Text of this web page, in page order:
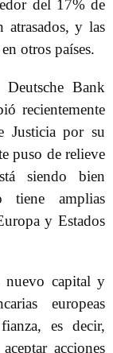
del 17% de
atrasados, y las
otros países.
Bank
recientemente
Justicia por su
puso de relieve
siendo bien
tiene amplias
y Estados
nuevo capital y
europeas
es decir,
acciones